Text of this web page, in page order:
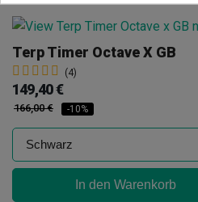
Terp Timer Octave X GB
(4)
149,40 €
166,00 € -10%
In den Warenkorb